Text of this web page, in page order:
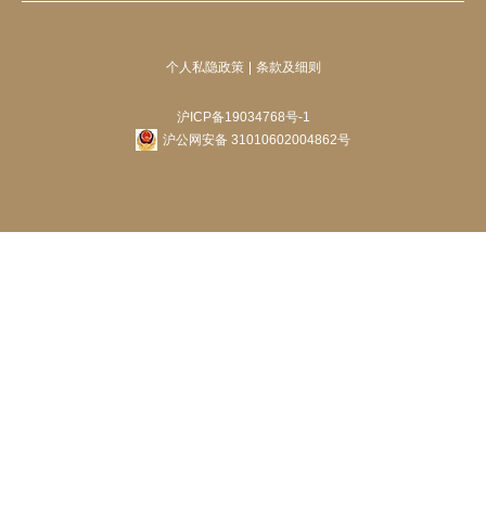
个人私隐政策 条款及细则
沪ICP备19034768号-1
沪公网安备 31010602004862号